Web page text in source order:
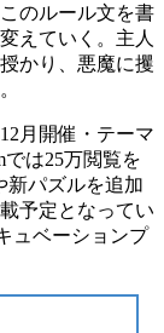
のルール文を書
えていく。主人
かり、悪魔に攫
月開催・テーマ
では25万閲覧を
新パズルを追加
予定となってい
ュベーションプ